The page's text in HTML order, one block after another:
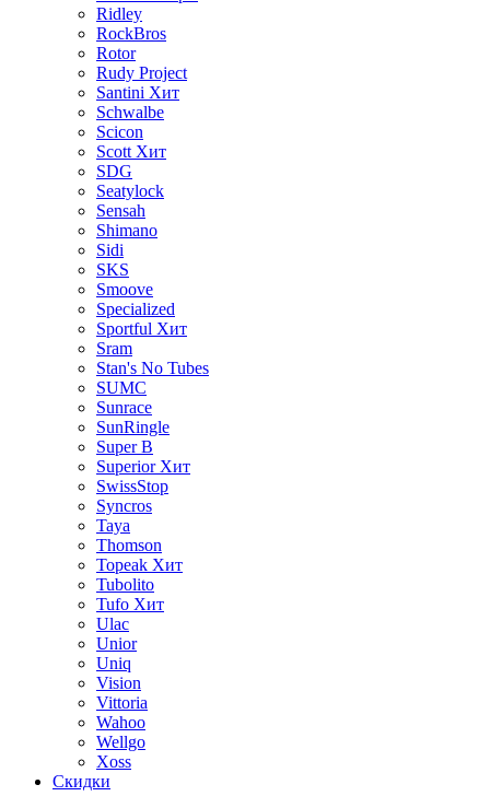
Ridley
RockBros
Rotor
Rudy Project
Santini Хит
Schwalbe
Scicon
Scott Хит
SDG
Seatylock
Sensah
Shimano
Sidi
SKS
Smoove
Specialized
Sportful Хит
Sram
Stan's No Tubes
SUMC
Sunrace
SunRingle
Super B
Superior Хит
SwissStop
Syncros
Taya
Thomson
Topeak Хит
Tubolito
Tufo Хит
Ulac
Unior
Uniq
Vision
Vittoria
Wahoo
Wellgo
Xoss
Скидки